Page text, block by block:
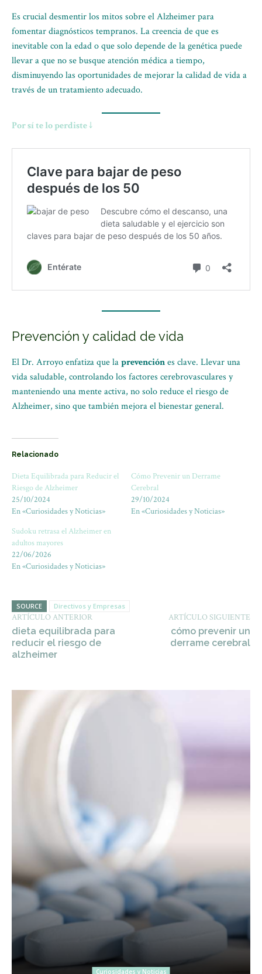
Es crucial desmentir los mitos sobre el Alzheimer para
fomentar diagnósticos tempranos. La creencia de que es
inevitable con la edad o que solo depende de la genética puede
llevar a que no se busque atención médica a tiempo,
disminuyendo las oportunidades de mejorar la calidad de vida a
través de un tratamiento adecuado.
Por sí te lo perdiste ↓
Prevención y calidad de vida
El Dr. Arroyo enfatiza que laprevenciónes clave. Llevar una
vida saludable, controlando los factores cerebrovasculares y
manteniendo una mente activa, no solo reduce el riesgo de
Alzheimer, sino que también mejora el bienestar general.
Relacionado
Dieta Equilibrada para Reducir el
Riesgo de Alzheimer
25/10/2024
En «Curiosidades y Noticias»
Cómo Prevenir un Derrame
Cerebral
29/10/2024
En «Curiosidades y Noticias»
Sudoku retrasa el Alzheimer en
adultos mayores
22/06/2026
En «Curiosidades y Noticias»
SOURCE Directivos y Empresas
ARTÍCULO ANTERIOR
dieta equilibrada para
reducir el riesgo de
alzheimer
ARTÍCULO SIGUIENTE
cómo prevenir un
derrame cerebral
Curiosidades y Noticias